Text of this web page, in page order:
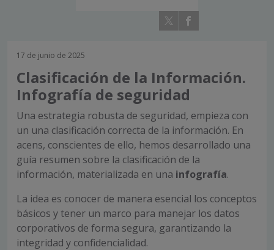
17 de junio de 2025
Clasificación de la Información.
Infografía de seguridad
Una estrategia robusta de seguridad, empieza con
un una clasificación correcta de la información. En
acens, conscientes de ello, hemos desarrollado una
guía resumen sobre la clasificación de la
información, materializada en una infografía.
La idea es conocer de manera esencial los conceptos
básicos y tener un marco para manejar los datos
corporativos de forma segura, garantizando la
integridad y confidencialidad.